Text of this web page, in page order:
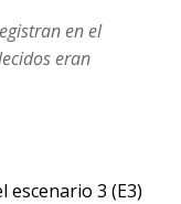
en el
eran
escenario 3 (E3)